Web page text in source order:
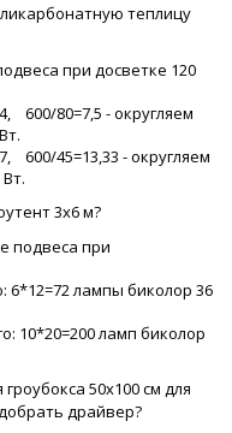
теплицу
при досветке 120
600/80=7,5 - округляем
600/45=13,33 - округляем
3х6 м?
подвеса при
6*12=72 лампы биколор 36
10*20=200 ламп биколор
50х100 см для
драйвер?